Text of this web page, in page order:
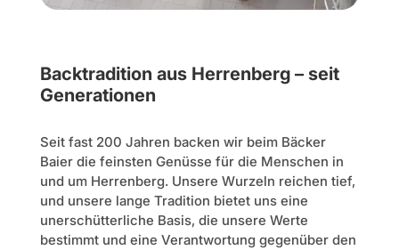
Backtradition aus Herrenberg – seit
Generationen
Seit fast 200 Jahren backen wir beim Bäcker
Baier die feinsten Genüsse für die Menschen in
und um Herrenberg. Unsere Wurzeln reichen tief,
und unsere lange Tradition bietet uns eine
unerschütterliche Basis, die unsere Werte
bestimmt und eine Verantwortung gegenüber den